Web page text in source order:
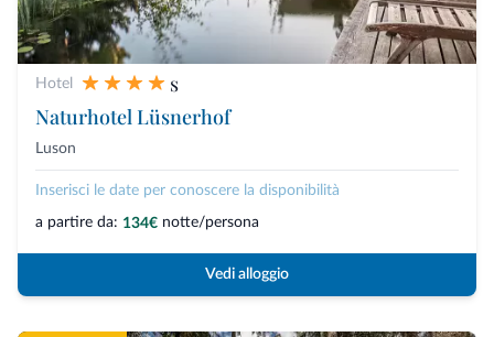
Hotel
s
Naturhotel Lüsnerhof
Luson
Inserisci le date per conoscere la disponibilità
a partire da: 134€ notte/persona
Vedi alloggio